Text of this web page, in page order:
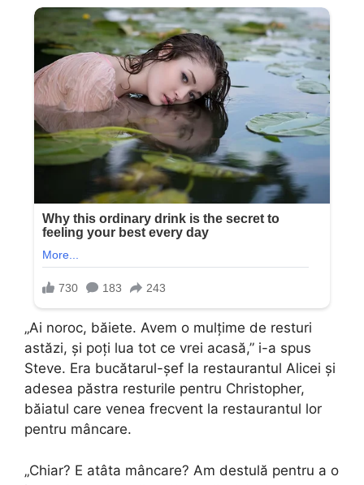
„Ai noroc, băiete. Avem o mulțime de resturi
astăzi, și poți lua tot ce vrei acasă,” i-a spus
Steve. Era bucătarul-șef la restaurantul Alicei și
adesea păstra resturile pentru Christopher,
băiatul care venea frecvent la restaurantul lor
pentru mâncare.
„Chiar? E atâta mâncare? Am destulă pentru a o